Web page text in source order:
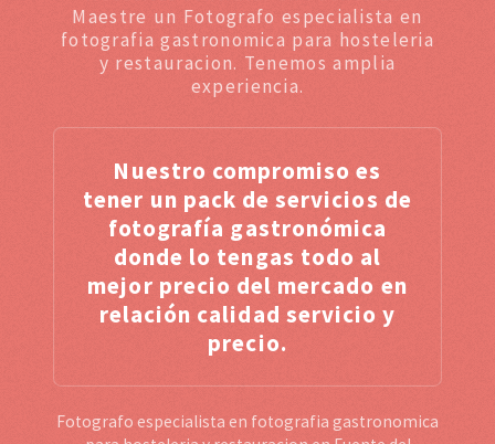
Maestre un Fotografo especialista en
fotografia gastronomica para hosteleria
y restauracion. Tenemos amplia
experiencia.
Nuestro compromiso es
tener un pack de servicios de
fotografía gastronómica
donde lo tengas todo al
mejor precio del mercado en
relación calidad servicio y
precio.
Fotografo especialista en fotografia gastronomica